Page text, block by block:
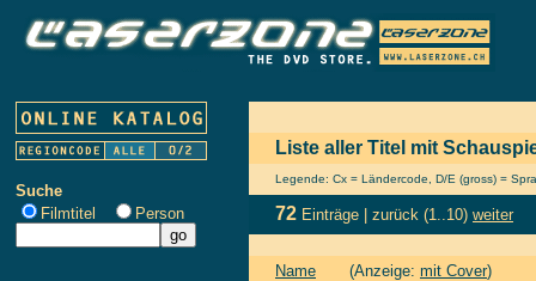
Suche
Filmtitel
Person
Liste aller Titel mit
Legende: Cx = Ländercode, D/E (gross) =
72 Einträge | zurück (1..10) weiter
Name (Anzeige: mit Cover)